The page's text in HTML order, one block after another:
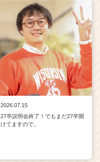
2026.07.15
27卒説明会終了！でもまだ27卒開
けてますので。